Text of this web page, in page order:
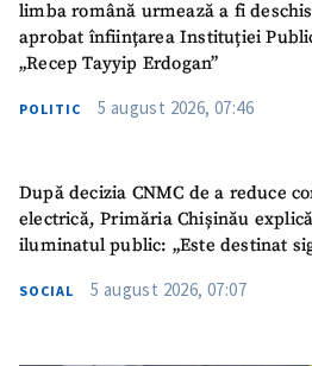
limba română urmează a fi
aprobat înființarea Instituției
„Recep Tayyip Erdogan”
POLITIC 5 august 2026, 07:46
După decizia CNMC de a reduce
electrică, Primăria Chișinău
iluminatul public: „Este destinat
SOCIAL 5 august 2026, 07:07